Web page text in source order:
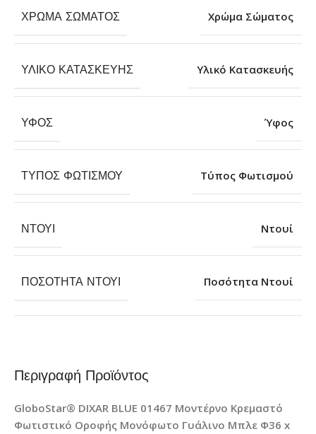
Περιγραφή Προϊόντος
GloboStar® DIXAR BLUE 01467 Μοντέρνο Κρεμαστό
Φωτιστικό Οροφής Μονόφωτο Γυάλινο Μπλε Φ36 x
ΧΡΏΜΑ ΣΏΜΑΤΟΣ Χρώμα Σώματος
ΥΛΙΚΌ ΚΑΤΑΣΚΕΥΉΣ Υλικό Κατασκευής
ΎΦΟΣ Ύφος
ΤΎΠΟΣ ΦΩΤΙΣΜΟΎ Τύπος Φωτισμού
ΝΤΟΥΊ Ντουί
ΠΟΣΌΤΗΤΑ ΝΤΟΥΊ Ποσότητα Ντουί